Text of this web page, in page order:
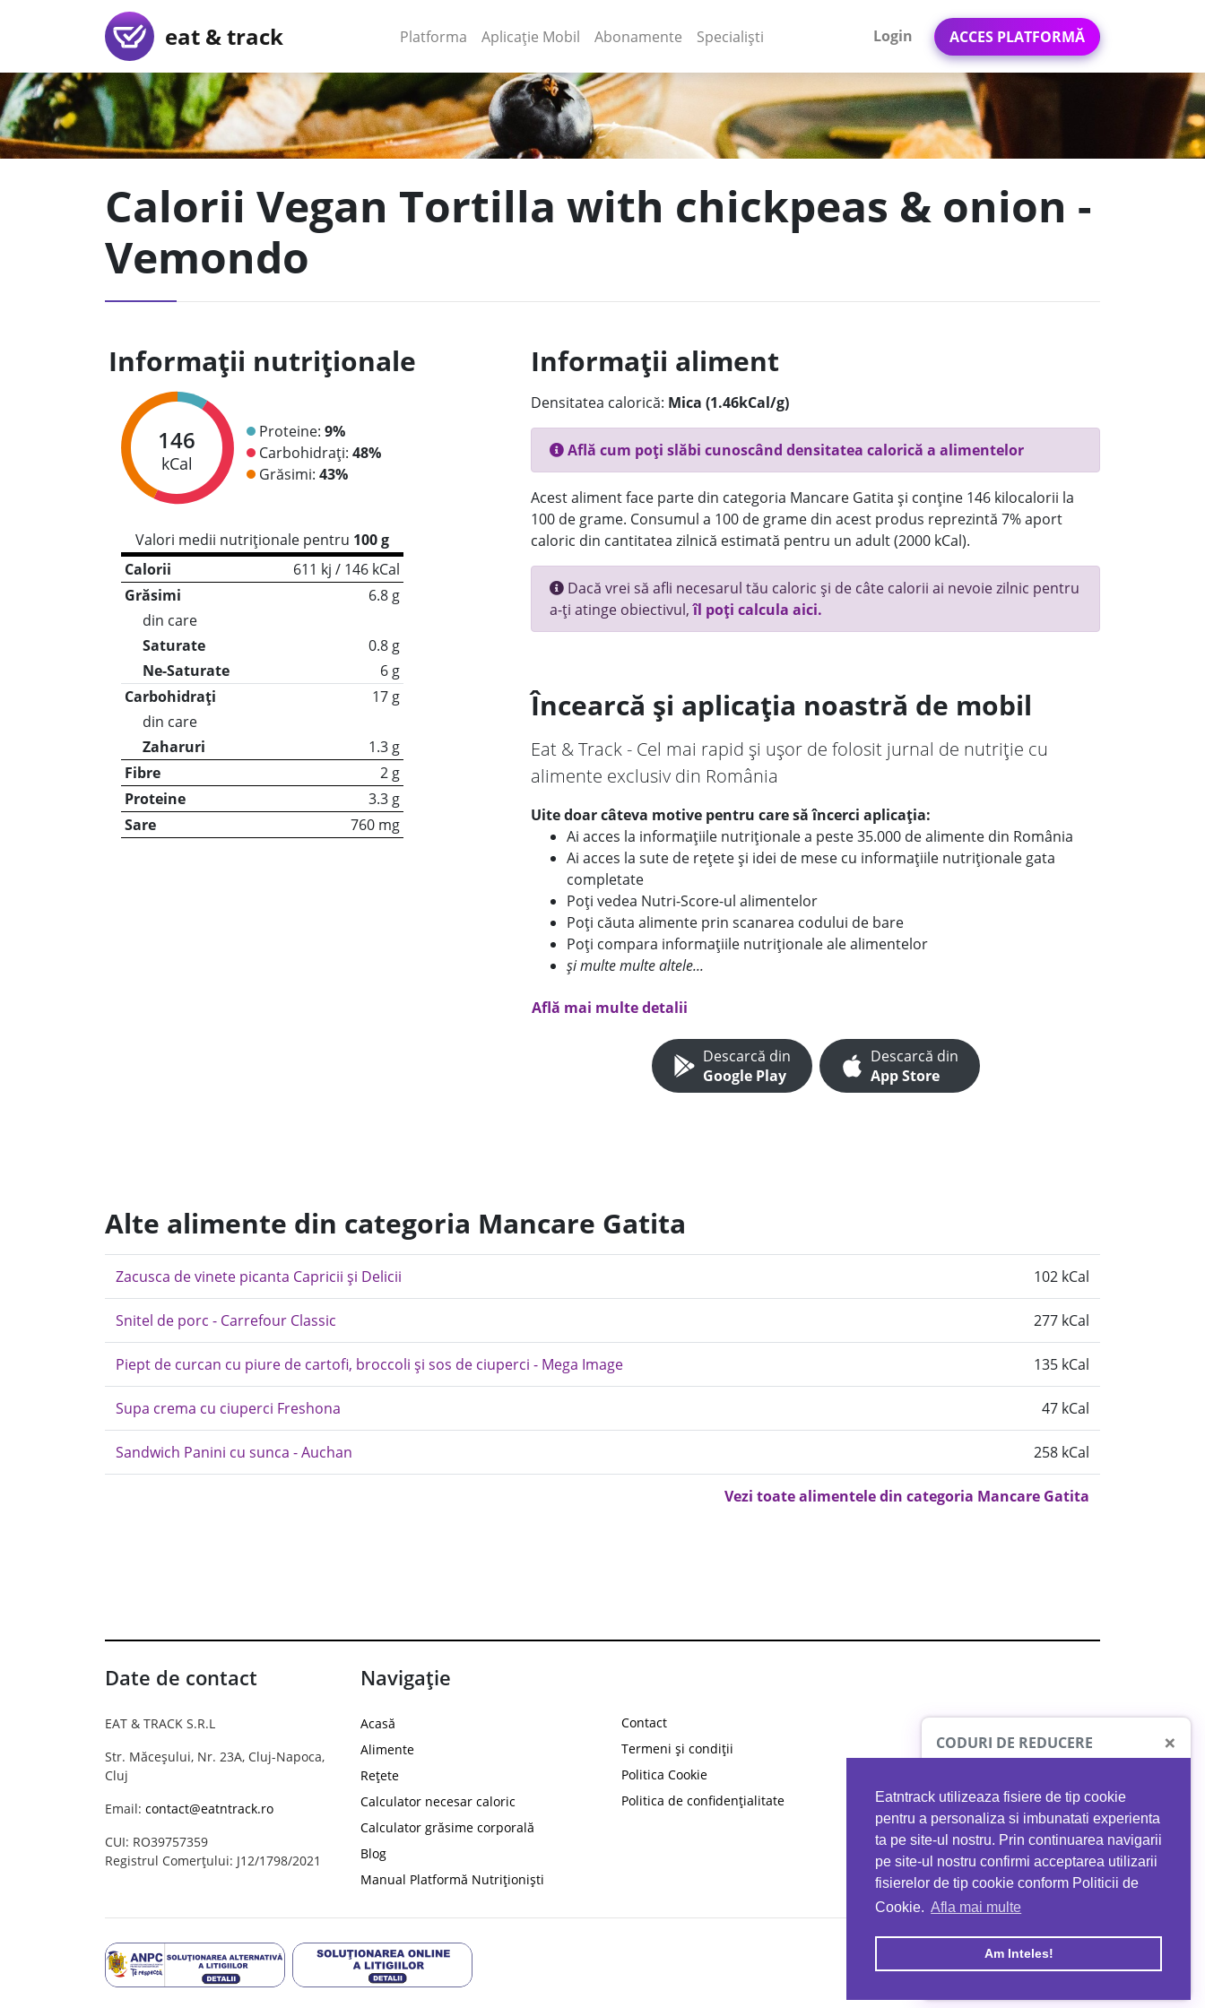
Eatntrack utilizeaza fisiere de tip cookie
pentru a personaliza si imbunatati experienta
ta pe site-ul nostru. Prin continuarea navigarii
pe site-ul nostru confirmi acceptarea utilizarii
fisierelor de tip cookie conform Politicii de
Cookie. Afla mai multe
Am Inteles!
eat & track Platforma (current)
Aplicație Mobil (current)
Abonamente Specialiști Login ACCES PLATFORMĂ
Calorii Vegan Tortilla with chickpeas & onion -
Vemondo
Informații nutriționale
146
kCal
Proteine: 9%
Carbohidrați: 48%
Grăsimi: 43%
Valori medii nutriționale pentru 100 g
Calorii
611 kj / 146 kCal
Grăsimi
6.8 g
din care
Saturate
0.8 g
Ne-Saturate
6 g
Carbohidrați
17 g
din care
Zaharuri
1.3 g
Fibre
2 g
Proteine
3.3 g
Sare
760 mg
Informații aliment
Densitatea calorică: Mica (1.46kCal/g)
Află cum poți slăbi cunoscând densitatea calorică a alimentelor
Acest aliment face parte din categoria Mancare Gatita și conține 146 kilocalorii la
100 de grame. Consumul a 100 de grame din acest produs reprezintă 7% aport
caloric din cantitatea zilnică estimată pentru un adult (2000 kCal).
Dacă vrei să afli necesarul tău caloric și de câte calorii ai nevoie zilnic pentru
a-ți atinge obiectivul,îl poți calcula aici.
Încearcă și aplicația noastră de mobil
Eat & Track - Cel mai rapid și ușor de folosit jurnal de nutriție cu
alimente exclusiv din România
Uite doar câteva motive pentru care să încerci aplicația:
Ai acces la informațiile nutriționale a peste 35.000 de alimente din România
Ai acces la sute de rețete și idei de mese cu informațiile nutriționale gata
completate
Poți vedea Nutri-Score-ul alimentelor
Poți căuta alimente prin scanarea codului de bare
Poți compara informațiile nutriționale ale alimentelor
și multe multe altele...
Află mai multe detalii
Descarcă din
Google Play
Descarcă din
App Store
Alte alimente din categoria Mancare Gatita
Zacusca de vinete picanta Capricii și Delicii 102 kCal
Snitel de porc - Carrefour Classic 277 kCal
Piept de curcan cu piure de cartofi, broccoli și sos de ciuperci - Mega Image 135 kCal
Supa crema cu ciuperci Freshona 47 kCal
Sandwich Panini cu sunca - Auchan 258 kCal
Vezi toate alimentele din categoria Mancare Gatita
Date de contact
EAT & TRACK S.R.L
Str. Măceșului, Nr. 23A, Cluj-Napoca,
Cluj
Email: contact@eatntrack.ro
CUI: RO39757359
Registrul Comerțului: J12/1798/2021
Navigație
Acasă
Alimente
Rețete
Calculator necesar caloric
Calculator grăsime corporală
Blog
Manual Platformă Nutriționiști
Contact
Termeni și condiții
Politica Cookie
Politica de confidențialitate
CODURI DE REDUCERE ×
PROTO41
reducere la orice comandă
EATNTRACK
MYPROTEIN
Ai40%reducere la orice comandă
folosind codul EATTRACK